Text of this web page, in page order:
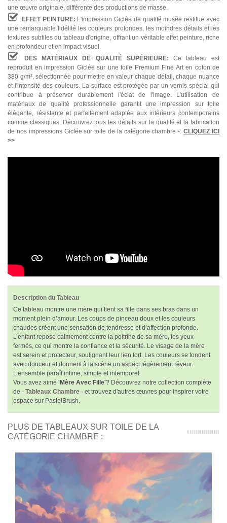
une œuvre originale, différente des productions de masse.
EFFET PEINTURE: L'impression Giclée de qualité musée restitue avec
une remarquable fidélité les couleurs profondes, les moindres détails et les
textures subtiles du tableau d'origine, offrant un véritable effet peinture, riche
en profondeur et en impact visuel.
DES MATÉRIAUX DE QUALITÉ SUPÉRIEURE: Ce tableau est
reproduit en impression Giclée sur une toile Premium Fine Art en coton de
380 g/m², sélectionnée pour mettre en valeur chaque détail, chaque nuance
et l'intensité des couleurs. La surface est protégée par un vernis spécial qui
contribue à préserver durablement l'éclat de l'image. L'utilisation de
matériaux de qualité professionnelle garantit une impression sur toile
élégante, résistante et parfaitement adaptée aux intérieurs contemporains
comme classiques. Découvrez tous les détails sur la qualité et la fabrication
de nos impressions Giclée sur toile de la catégorie chambre -:CLIQUEZ ICI
>>
Description du Tableau
Ce tableau montre une mère qui tient sa fille dans ses bras dans un
moment plein d’amour. Les coups de pinceau doux et les couleurs
chaudes créent une sensation de tendresse et d’affection profonde.
L’enfant repose calmement contre la poitrine de sa mère, les yeux
fermés, ce qui montre la confiance et la sécurité. Le visage de la mère
est serein et protecteur, soulignant leur lien fort. Les couleurs se fondent
avec douceur et donnent à la scène un aspect légèrement rêveur.
L’ensemble paraît intime, simple et intemporel.
Vous avez aimé 'Mère Avec Fille'? Découvrez notre collection complète
de - Tableaux Chambre - et trouvez d'autres œuvres pour inspirer votre
espace sur PastelBrush.
PLUS DE TABLEAUX SUR TOILE DE LA
CATÉGORIE CHAMBRE :